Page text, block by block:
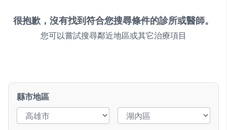
很抱歉，沒有找到符合您搜尋條件的診所或醫師。
您可以嘗試搜尋鄰近地區或其它治療項目
縣市地區